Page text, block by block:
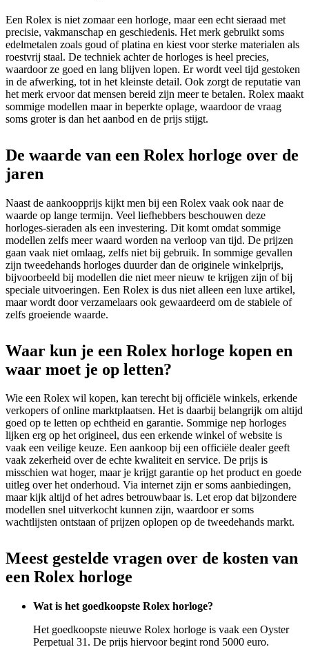
Een Rolex is niet zomaar een horloge, maar een echt sieraad met
precisie, vakmanschap en geschiedenis. Het merk gebruikt soms
edelmetalen zoals goud of platina en kiest voor sterke materialen als
roestvrij staal. De techniek achter de horloges is heel precies,
waardoor ze goed en lang blijven lopen. Er wordt veel tijd gestoken
in de afwerking, tot in het kleinste detail. Ook zorgt de reputatie van
het merk ervoor dat mensen bereid zijn meer te betalen. Rolex maakt
sommige modellen maar in beperkte oplage, waardoor de vraag
soms groter is dan het aanbod en de prijs stijgt.
De waarde van een Rolex horloge over de
jaren
Naast de aankoopprijs kijkt men bij een Rolex vaak ook naar de
waarde op lange termijn. Veel liefhebbers beschouwen deze
horloges-sieraden als een investering. Dit komt omdat sommige
modellen zelfs meer waard worden na verloop van tijd. De prijzen
gaan vaak niet omlaag, zelfs niet bij gebruik. In sommige gevallen
zijn tweedehands horloges duurder dan de originele winkelprijs,
bijvoorbeeld bij modellen die niet meer nieuw te krijgen zijn of bij
speciale uitvoeringen. Een Rolex is dus niet alleen een luxe artikel,
maar wordt door verzamelaars ook gewaardeerd om de stabiele of
zelfs groeiende waarde.
Waar kun je een Rolex horloge kopen en
waar moet je op letten?
Wie een Rolex wil kopen, kan terecht bij officiële winkels, erkende
verkopers of online marktplaatsen. Het is daarbij belangrijk om altijd
goed op te letten op echtheid en garantie. Sommige nep horloges
lijken erg op het origineel, dus een erkende winkel of website is
vaak een veilige keuze. Een aankoop bij een officiële dealer geeft
vaak zekerheid over de echte kwaliteit en service. De prijs is
misschien wat hoger, maar je krijgt garantie op het product en goede
uitleg over het onderhoud. Via internet zijn er soms aanbiedingen,
maar kijk altijd of het adres betrouwbaar is. Let erop dat bijzondere
modellen snel uitverkocht kunnen zijn, waardoor er soms
wachtlijsten ontstaan of prijzen oplopen op de tweedehands markt.
Meest gestelde vragen over de kosten van
een Rolex horloge
Wat is het goedkoopste Rolex horloge?
Het goedkoopste nieuwe Rolex horloge is vaak een Oyster
Perpetual 31. De prijs hiervoor begint rond 5000 euro.